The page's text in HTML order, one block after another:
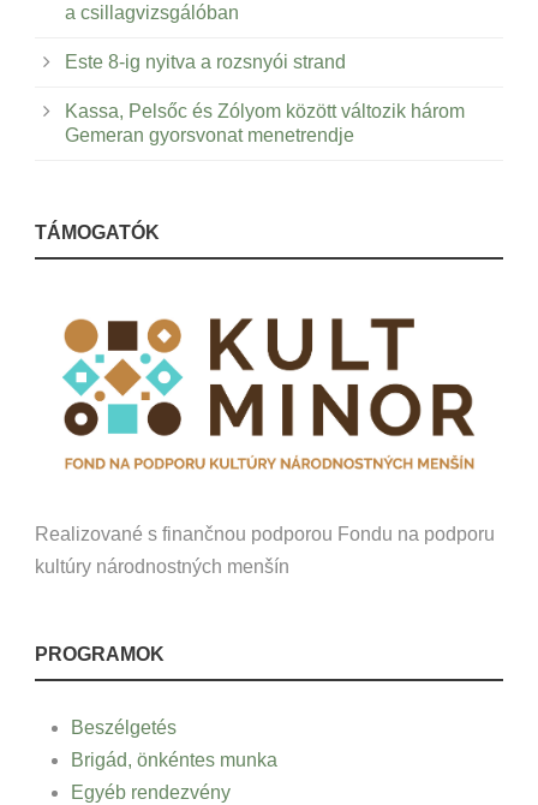
a csillagvizsgálóban
Este 8-ig nyitva a rozsnyói strand
Kassa, Pelsőc és Zólyom között változik három
Gemeran gyorsvonat menetrendje
TÁMOGATÓK
Realizované s finančnou podporou Fondu na podporu
kultúry národnostných menšín
PROGRAMOK
Beszélgetés
Brigád, önkéntes munka
Egyéb rendezvény